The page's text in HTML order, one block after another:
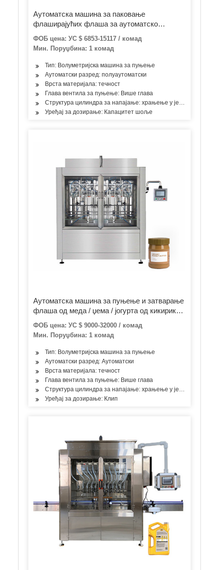
Аутоматска машина за паковање
флаширајућих флаша за аутоматско
пуњење шампона од меда
ФОБ цена: УС $ 6853-15117 / комад
Мин. Поруџбина: 1 комад
Тип: Волуметријска машина за пуњење
Аутоматски разред: полуаутоматски
Врста материјала: течност
Глава вентила за пуњење: Више глава
Структура цилиндра за напајање: храњење у једној соби
Уређај за дозирање: Капацитет шоље
Аутоматска машина за пуњење и затварање
флаша од меда / џема / јогурта од кикирикија
и маслаца од кикирикија са мастиком од
пластичног и стакленог боца
ФОБ цена: УС $ 9000-32000 / комад
Мин. Поруџбина: 1 комад
Тип: Волуметријска машина за пуњење
Аутоматски разред: Аутоматски
Врста материјала: течност
Глава вентила за пуњење: Више глава
Структура цилиндра за напајање: храњење у једној соби
Уређај за дозирање: Клип